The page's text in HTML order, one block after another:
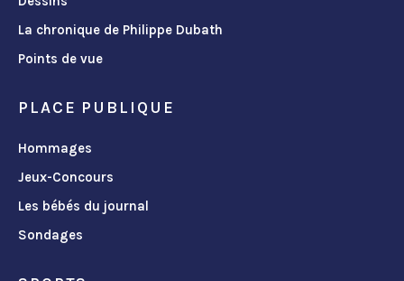
La chronique de Philippe Dubath
Points de vue
PLACE PUBLIQUE
Hommages
Jeux-Concours
Les bébés du journal
Sondages